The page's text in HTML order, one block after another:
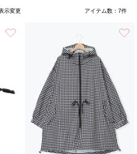
示変更 アイテム数： 7件